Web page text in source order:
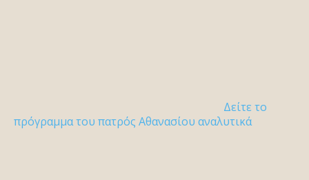
Δείτε το
πρόγραμμα του πατρός Αθανασίου αναλυτικά